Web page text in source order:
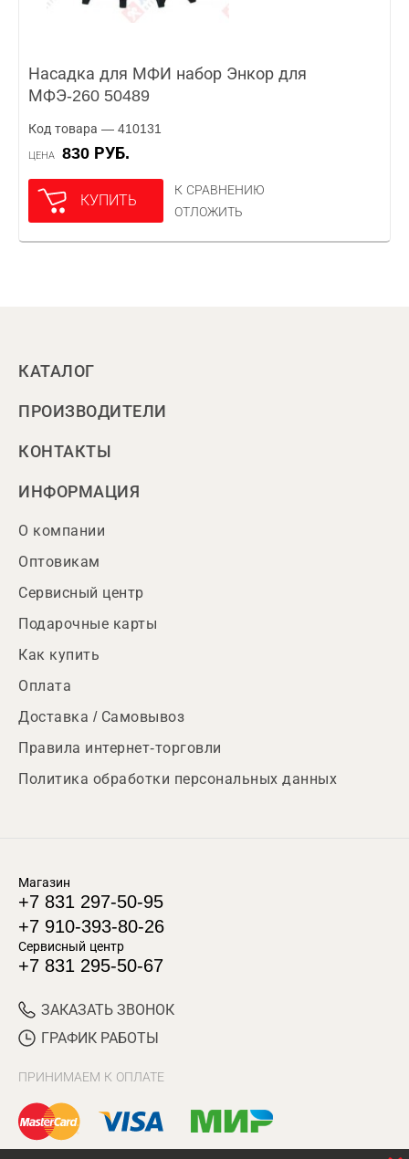
Насадка для МФИ набор Энкор для
МФЭ-260 50489
Код товара — 410131
ЦЕНА 830 РУБ.
КУПИТЬ
К СРАВНЕНИЮ
ОТЛОЖИТЬ
КАТАЛОГ
ПРОИЗВОДИТЕЛИ
КОНТАКТЫ
ИНФОРМАЦИЯ
О компании
Оптовикам
Сервисный центр
Подарочные карты
Как купить
Оплата
Доставка / Самовывоз
Правила интернет-торговли
Политика обработки персональных данных
Магазин
+7 831 297-50-95
+7 910-393-80-26
Сервисный центр
+7 831 295-50-67
ЗАКАЗАТЬ ЗВОНОК
ГРАФИК РАБОТЫ
ПРИНИМАЕМ К ОПЛАТЕ